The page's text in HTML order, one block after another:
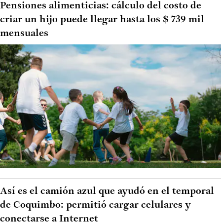
Pensiones alimenticias: cálculo del costo de
criar un hijo puede llegar hasta los $ 739 mil
mensuales
Así es el camión azul que ayudó en el temporal
de Coquimbo: permitió cargar celulares y
conectarse a Internet